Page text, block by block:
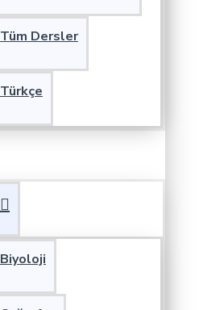
Tüm Dersler
Türkçe
Biyoloji